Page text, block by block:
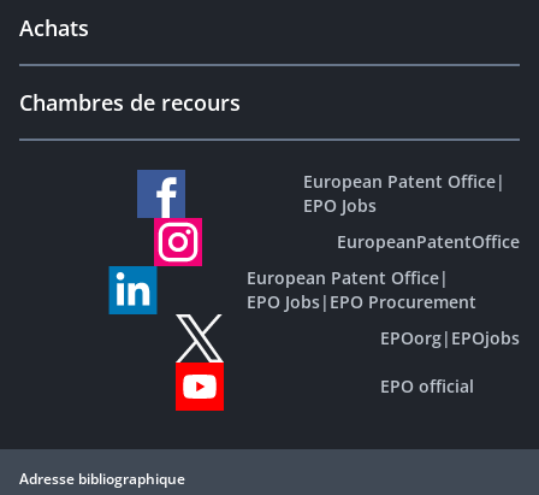
Achats
Chambres de recours
European Patent Office|
EPO Jobs
EuropeanPatentOffice
European Patent Office|
EPO Jobs| EPO Procurement
EPOorg| EPOjobs
EPO official
Adresse bibliographique